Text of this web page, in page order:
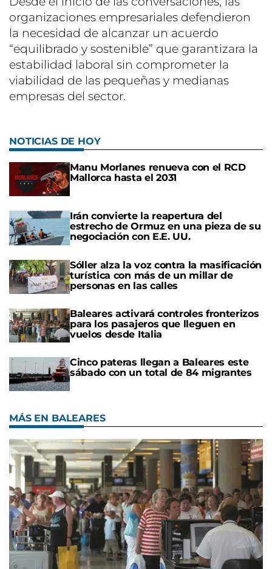
organizaciones empresariales defendieron
la necesidad de alcanzar un acuerdo
“equilibrado y sostenible” que garantizara la
estabilidad laboral sin comprometer la
viabilidad de las pequeñas y medianas
empresas del sector.
NOTICIAS DE HOY
Manu Morlanes renueva con el RCD
Mallorca hasta el 2031
Irán convierte la reapertura del
estrecho de Ormuz en una pieza de su
negociación con E.E. UU.
Sóller alza la voz contra la masificación
turística con más de un millar de
personas en las calles
Baleares activará controles fronterizos
para los pasajeros que lleguen en
vuelos desde Italia
Cinco pateras llegan a Baleares este
sábado con un total de 84 migrantes
MÁS EN BALEARES